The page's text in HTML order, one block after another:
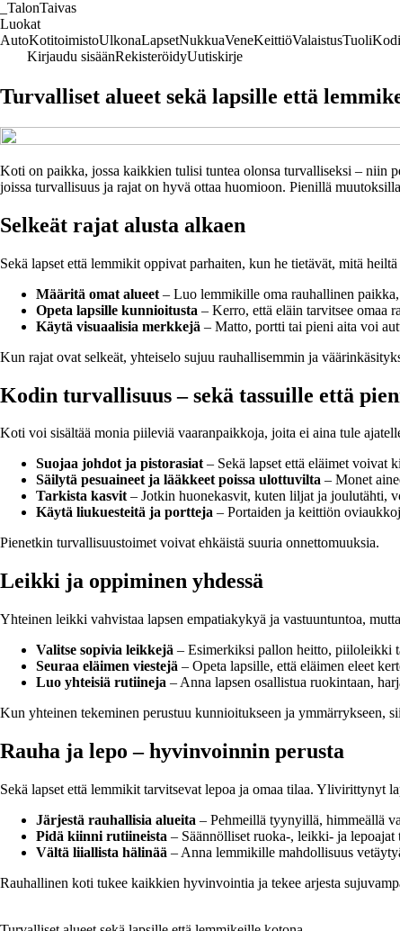
TalonTaivas
Luokat
AutoKotitoimistoUlkonaLapsetNukkuaVeneKeittiöValaistusTuoli
Kirjaudu sisäänRekisteröidyUutiskirje
Turvalliset alueet sekä lapsille että
Koti on paikka, jossa kaikkien tulisi tuntea olonsa turvalliseksi – niin
joissa turvallisuus ja rajat on hyvä ottaa huomioon. Pienillä
Selkeät rajat alusta alkaen
Sekä lapset että lemmikit oppivat parhaiten, kun he tietävät, mitä
Määritä omat alueet – Luo lemmikille oma rauhallinen
Opeta lapsille kunnioitusta – Kerro, että eläin tarvitsee omaa
Käytä visuaalisia merkkejä – Matto, portti tai pieni aita voi
Kun rajat ovat selkeät, yhteiselo sujuu rauhallisemmin ja
Kodin turvallisuus – sekä tassuille että
Koti voi sisältää monia piileviä vaaranpaikkoja, joita ei aina tule
Suojaa johdot ja pistorasiat– Sekä lapset että eläimet voivat
Säilytä pesuaineet ja lääkkeet poissa ulottuvilta – Monet
Tarkista kasvit– Jotkin huonekasvit, kuten liljat ja joulutähti,
Käytä liukuesteitä ja portteja – Portaiden ja keittiön
Pienetkin turvallisuustoimet voivat ehkäistä suuria onnettomuuksia.
Leikki ja oppiminen yhdessä
Yhteinen leikki vahvistaa lapsen empatiakykyä ja vastuuntuntoa,
Valitse sopivia leikkejä – Esimerkiksi pallon heitto, piiloleikki
Seuraa eläimen viestejä – Opeta lapsille, että eläimen eleet
Luo yhteisiä rutiineja – Anna lapsen osallistua ruokintaan,
Kun yhteinen tekeminen perustuu kunnioitukseen ja ymmärrykseen,
Rauha ja lepo – hyvinvoinnin perusta
Sekä lapset että lemmikit tarvitsevat lepoa ja omaa tilaa. Ylivirittynyt
Järjestä rauhallisia alueita – Pehmeillä tyynyillä, himmeällä
Pidä kiinni rutiineista – Säännölliset ruoka-, leikki- ja lepoajat
Vältä liiallista hälinää – Anna lemmikille mahdollisuus
Rauhallinen koti tukee kaikkien hyvinvointia ja tekee arjesta